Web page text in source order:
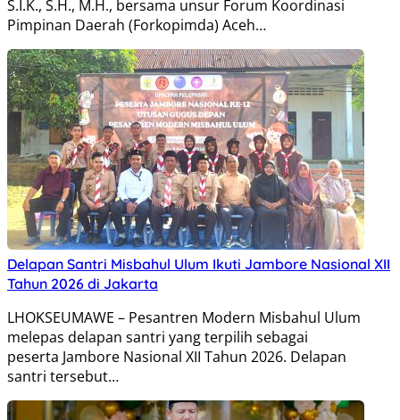
S.I.K., S.H., M.H., bersama unsur Forum Koordinasi
Pimpinan Daerah (Forkopimda) Aceh…
Delapan Santri Misbahul Ulum Ikuti Jambore Nasional XII
Tahun 2026 di Jakarta
LHOKSEUMAWE – Pesantren Modern Misbahul Ulum
melepas delapan santri yang terpilih sebagai
peserta Jambore Nasional XII Tahun 2026. Delapan
santri tersebut…